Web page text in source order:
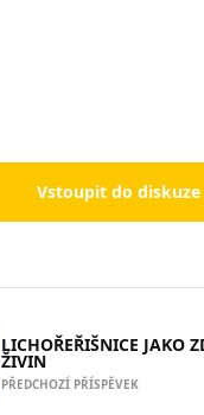
Vstoupit do diskuze
LICHOŘEŘIŠNICE JAKO
ŽIVIN
PŘEDCHOZÍ PŘÍSPĚVEK